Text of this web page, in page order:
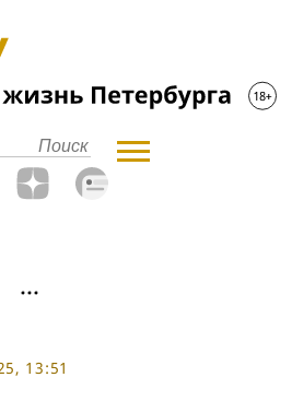
13:51